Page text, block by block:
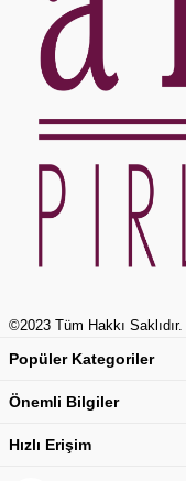
©2023 Tüm Hakkı Saklıdır.
Popüler Kategoriler
Önemli Bilgiler
Hızlı Erişim